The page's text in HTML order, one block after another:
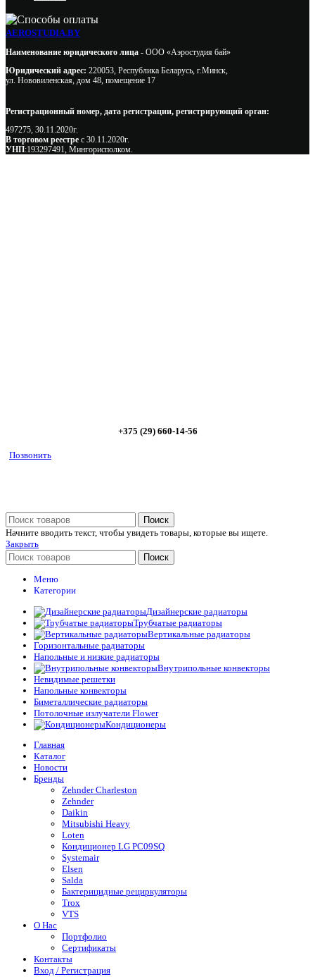
AEROSTUDIA.BY
Наименование юридического лица - ООО «Аэростудия бай»
Юридический адрес: 220053, Республика Беларусь, г.Минск,
ул. Нововиленская, дом 48, помещение 17
Регистрационный номер, дата регистрации, регистрирующий орган:
497275, 30.11.2020г.
В торговом реестре с 30.11.2020г.
УНП:193297491, Мингорисполком.
+375 (29) 660-14-56
Позвонить
Поиск
Начните вводить текст, чтобы увидеть товары, которые вы ищете.
Закрыть
Поиск
Меню
Категории
Дизайнерские радиаторы
Трубчатые радиаторы
Вертикальные радиаторы
Горизонтальные радиаторы
Напольные и низкие радиаторы
Внутрипольные конвекторы
Невидимые решетки
Напольные конвекторы
Биметаллические радиаторы
Потолочные излучатели Flower
Кондиционеры
Главная
Каталог
Новости
Бренды
Zehnder Charleston
Zehnder
Daikin
Mitsubishi Heavy
Loten
Кондиционер LG PC09SQ
Systemair
Elsen
Salda
Бактерицидные рециркуляторы
Trox
VTS
О Нас
Портфолио
Сертификаты
Контакты
Вход / Регистрация